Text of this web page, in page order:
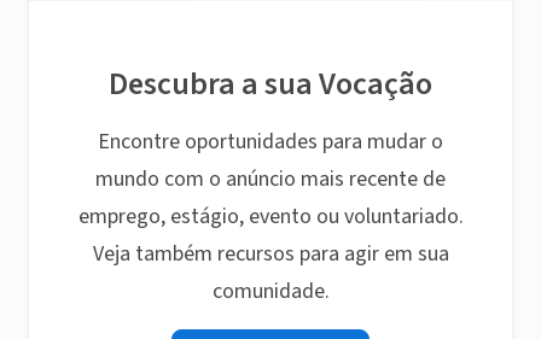
Descubra a sua Vocação
Encontre oportunidades para mudar o
mundo com o anúncio mais recente de
emprego, estágio, evento ou voluntariado.
Veja também recursos para agir em sua
comunidade.